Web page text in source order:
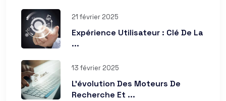
21 février 2025
Expérience Utilisateur : Clé De La
...
13 février 2025
L’évolution Des Moteurs De
Recherche Et ...